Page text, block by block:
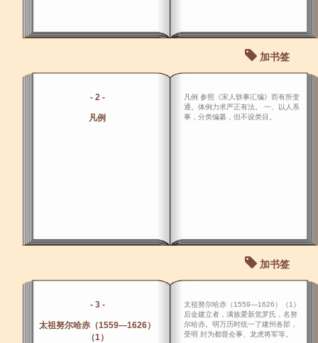
加书签
- 2 -
凡例
凡例 参照《宋人轶事汇编》而有所变
通。体例力求严正有法。 一、以人系
事，分类编纂，但不设类目。
加书签
- 3 -
太祖努尔哈赤（1559―1626）
（1）
太祖努尔哈赤（1559―1626）（1）
后金建立者，满族爱新觉罗氏，名努
尔哈赤。明万历时统一了建州各部，
受明 封为都督佥事、龙虎将军等。